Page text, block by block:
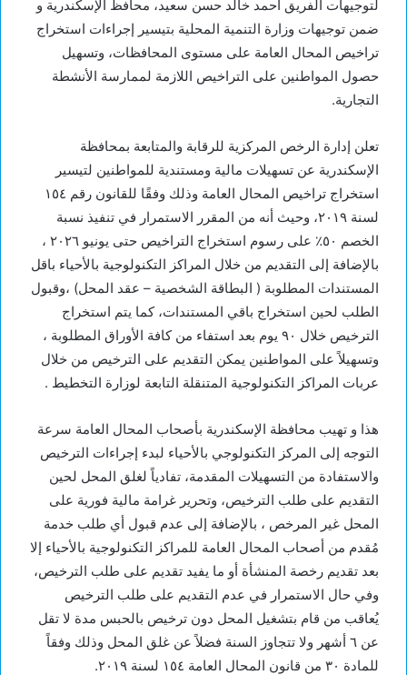
لتوجيهات الفريق أحمد خالد حسن سعيد، محافظ الإسكندرية و
ضمن توجيهات وزارة التنمية المحلية بتيسير إجراءات استخراج
تراخيص المحال العامة على مستوى المحافظات، وتسهيل
حصول المواطنين على التراخيص اللازمة لممارسة الأنشطة
التجارية.
تعلن إدارة الرخص المركزية للرقابة والمتابعة بمحافظة
الإسكندرية عن تسهيلات مالية ومستندية للمواطنين لتيسير
استخراج تراخيص المحال العامة وذلك وفقًا للقانون رقم ١٥٤
لسنة ٢٠١٩، وحيث أنه من المقرر الاستمرار في تنفيذ نسبة
الخصم ٥٠٪؜ على رسوم استخراج التراخيص حتى يونيو ٢٠٢٦ ،
بالإضافة إلى التقديم من خلال المراكز التكنولوجية بالأحياء باقل
المستندات المطلوبة ( البطاقة الشخصية – عقد المحل) ،وقبول
الطلب لحين استخراج باقي المستندات، كما يتم استخراج
الترخيص خلال ٩٠ يوم بعد استفاء من كافة الأوراق المطلوبة ،
وتسهيلاً على المواطنين يمكن التقديم على الترخيص من خلال
عربات المراكز التكنولوجية المتنقلة التابعة لوزارة التخطيط .
هذا و تهيب محافظة الإسكندرية بأصحاب المحال العامة سرعة
التوجه إلى المركز التكنولوجي بالأحياء لبدء إجراءات الترخيص
والاستفادة من التسهيلات المقدمة، تفادياً لغلق المحل لحين
التقديم على طلب الترخيص، وتحرير غرامة مالية فورية على
المحل غير المرخص ، بالإضافة إلى عدم قبول أي طلب خدمة
مُقدم من أصحاب المحال العامة للمراكز التكنولوجية بالأحياء إلا
بعد تقديم رخصة المنشأة أو ما يفيد تقديم على طلب الترخيص،
وفي حال الاستمرار في عدم التقديم على طلب الترخيص
يُعاقب من قام بتشغيل المحل دون ترخيص بالحبس مدة لا تقل
عن ٦ أشهر ولا تتجاوز السنة فضلاً عن غلق المحل وذلك وفقاً
للمادة ٣٠ من قانون المحال العامة ١٥٤ لسنة ٢٠١٩.